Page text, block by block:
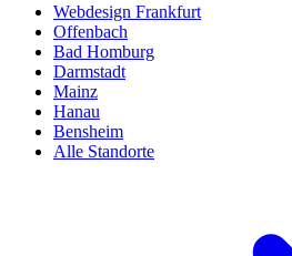
Webdesign Frankfurt
Offenbach
Bad Homburg
Darmstadt
Mainz
Hanau
Bensheim
Alle Standorte